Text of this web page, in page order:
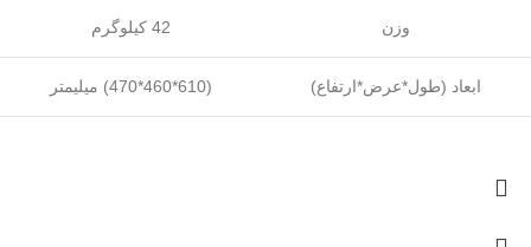
وزن 42 کیلوگرم
ابعاد (طول*عرض*ارتفاع) (610*460*470) میلیمتر